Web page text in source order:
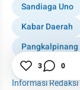
Sandiaga Uno
Kabar Daerah
Pangkalpinang
Bangka Belitung
Informasi Redaksi
3 0